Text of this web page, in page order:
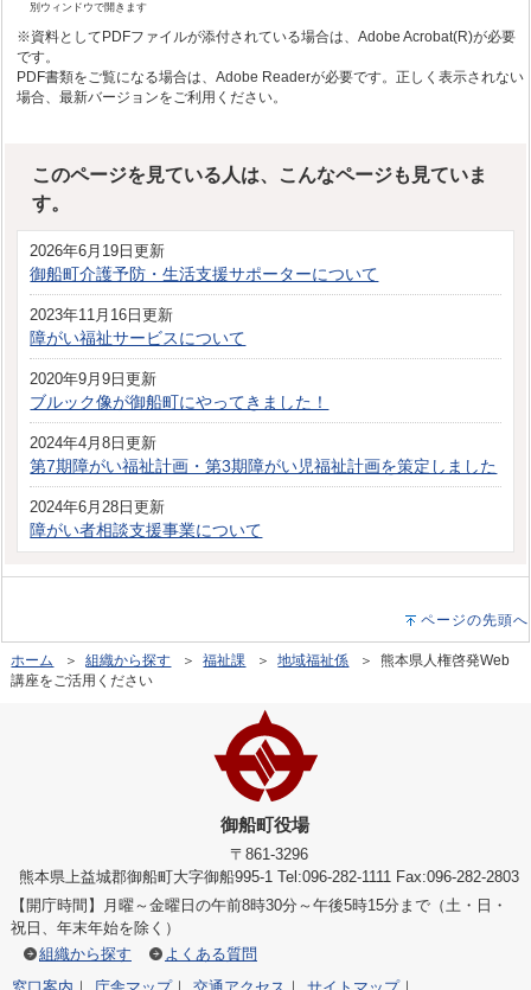
別ウィンドウで開きます
※資料としてPDFファイルが添付されている場合は、Adobe Acrobat(R)が必要
です。
PDF書類をご覧になる場合は、Adobe Readerが必要です。正しく表示されない
場合、最新バージョンをご利用ください。
このページを見ている人は、こんなページも見ていま
す。
2026年6月19日更新
御船町介護予防・生活支援サポーターについて
2023年11月16日更新
障がい福祉サービスについて
2020年9月9日更新
ブルック像が御船町にやってきました！
2024年4月8日更新
第7期障がい福祉計画・第3期障がい児福祉計画を策定しました
2024年6月28日更新
障がい者相談支援事業について
ページの先頭へ
ホーム ＞組織から探す ＞福祉課 ＞地域福祉係 ＞ 熊本県人権啓発Web
講座をご活用ください
御船町役場
〒861-3296
熊本県上益城郡御船町大字御船995-1 Tel:096-282-1111 Fax:096-282-2803
【開庁時間】月曜～金曜日の午前8時30分～午後5時15分まで（土・日・
祝日、年末年始を除く）
組織から探す
よくある質問